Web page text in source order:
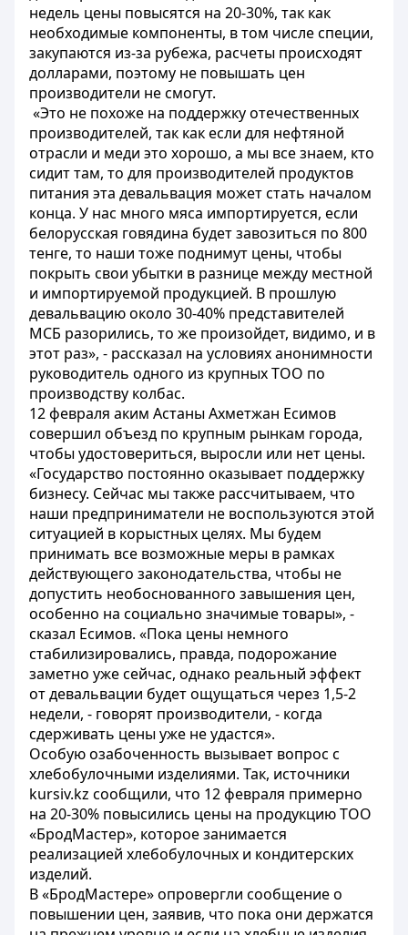
недель цены повысятся на 20-30%, так как
необходимые компоненты, в том числе специи,
закупаются из-за рубежа, расчеты происходят
долларами, поэтому не повышать цен
производители не смогут.
«Это не похоже на поддержку отечественных
производителей, так как если для нефтяной
отрасли и меди это хорошо, а мы все знаем, кто
сидит там, то для производителей продуктов
питания эта девальвация может стать началом
конца. У нас много мяса импортируется, если
белорусская говядина будет завозиться по 800
тенге, то наши тоже поднимут цены, чтобы
покрыть свои убытки в разнице между местной
и импортируемой продукцией. В прошлую
девальвацию около 30-40% представителей
МСБ разорились, то же произойдет, видимо, и в
этот раз», - рассказал на условиях анонимности
руководитель одного из крупных ТОО по
производству колбас.
12 февраля аким Астаны Ахметжан Есимов
совершил объезд по крупным рынкам города,
чтобы удостовериться, выросли или нет цены.
«Государство постоянно оказывает поддержку
бизнесу. Сейчас мы также рассчитываем, что
наши предприниматели не воспользуются этой
ситуацией в корыстных целях. Мы будем
принимать все возможные меры в рамках
действующего законодательства, чтобы не
допустить необоснованного завышения цен,
особенно на социально значимые товары», -
сказал Есимов. «Пока цены немного
стабилизировались, правда, подорожание
заметно уже сейчас, однако реальный эффект
от девальвации будет ощущаться через 1,5-2
недели, - говорят производители, - когда
сдерживать цены уже не удастся».
Особую озабоченность вызывает вопрос с
хлебобулочными изделиями. Так, источники
kursiv.kz сообщили, что 12 февраля примерно
на 20-30% повысились цены на продукцию ТОО
«БродМастер», которое занимается
реализацией хлебобулочных и кондитерских
изделий.
В «БродМастере» опровергли сообщение о
повышении цен, заявив, что пока они держатся